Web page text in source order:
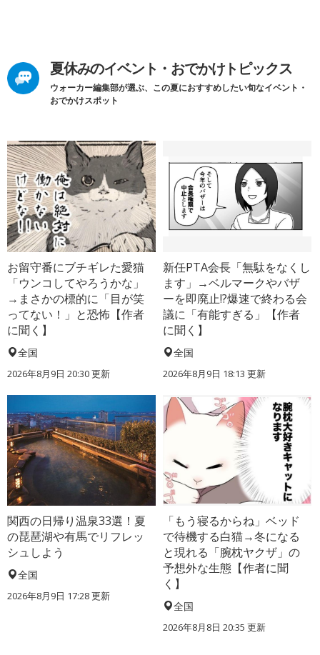
夏休みのイベント・おでかけトピックス
ウォーカー編集部が選ぶ、この夏におすすめしたい旬なイベント・
おでかけスポット
お留守番にブチギレた愛猫
「ウンコしてやろうかな」
→まさかの標的に「目が笑
ってない！」と恐怖【作者
に聞く】
全国
2026年8月9日 20:30更新
新任PTA会長「無駄をなくし
ます」→ベルマークやバザ
ーを即廃止!?爆速で終わる会
議に「有能すぎる」【作者
に聞く】
全国
2026年8月9日 18:13 更新
関西の日帰り温泉33選！夏
の琵琶湖や有馬でリフレッ
シュしよう
全国
2026年8月9日 17:28更新
「もう寝るからね」ベッド
で待機する白猫→冬になる
と現れる「腕枕ヤクザ」の
予想外な生態【作者に聞
く】
全国
2026年8月8日 20:35 更新